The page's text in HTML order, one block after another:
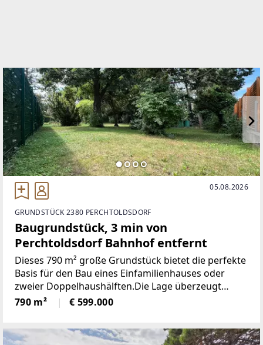
05.08.2026
GRUNDSTÜCK 2380 PERCHTOLDSDORF
Baugrundstück, 3 min von
Perchtoldsdorf Bahnhof entfernt
Dieses 790 m² große Grundstück bietet die perfekte
Basis für den Bau eines Einfamilienhauses oder
zweier Doppelhaushälften.Die Lage überzeugt
durch eine hervorragende Verkehrsanbindung: Der
Bahnhof Perchtoldsdorf ist in nur 3 Minuten
790 m² € 599.000